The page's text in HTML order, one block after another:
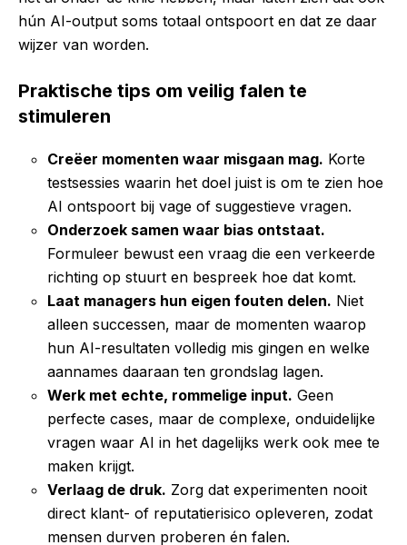
hún AI-output soms totaal ontspoort en dat ze daar
wijzer van worden.
Praktische tips om veilig falen te
stimuleren
Creëer momenten waar misgaan mag. Korte
testsessies waarin het doel juist is om te zien hoe
AI ontspoort bij vage of suggestieve vragen.
Onderzoek samen waar bias ontstaat.
Formuleer bewust een vraag die een verkeerde
richting op stuurt en bespreek hoe dat komt.
Laat managers hun eigen fouten delen. Niet
alleen successen, maar de momenten waarop
hun AI-resultaten volledig mis gingen en welke
aannames daaraan ten grondslag lagen.
Werk met echte, rommelige input. Geen
perfecte cases, maar de complexe, onduidelijke
vragen waar AI in het dagelijks werk ook mee te
maken krijgt.
Verlaag de druk. Zorg dat experimenten nooit
direct klant- of reputatierisico opleveren, zodat
mensen durven proberen én falen.